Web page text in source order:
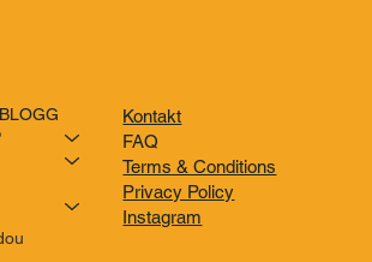
Kontakt
FAQ
Terms & Conditions
Privacy Policy
Instagram